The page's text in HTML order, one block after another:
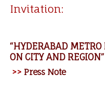
Invitation:
“HYDERABAD
ON CITY AND REGION”
>> Press Note